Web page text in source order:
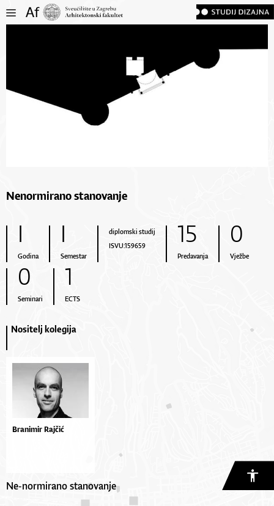
Nenormirano stanovanje
I
Godina
I
Semestar
diplomski studij
ISVU:159659
15
Predavanja
0
Vježbe
0
Seminari
1
ECTS
Nositelj kolegija
Branimir Rajčić
Ne-normirano stanovanje